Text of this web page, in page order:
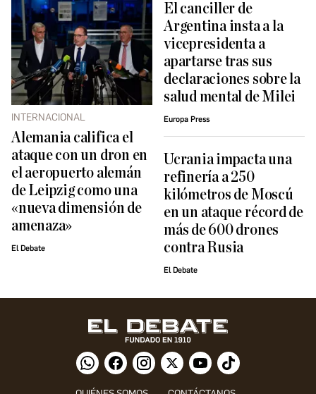
INTERNACIONAL
Alemania califica el
ataque con un dron en
el aeropuerto alemán
de Leipzig como una
«nueva dimensión de
amenaza»
El Debate
El canciller de
Argentina insta a la
vicepresidenta a
apartarse tras sus
declaraciones sobre la
salud mental de Milei
Europa Press
Ucrania impacta una
refinería a 250
kilómetros de Moscú
en un ataque récord de
más de 600 drones
contra Rusia
El Debate